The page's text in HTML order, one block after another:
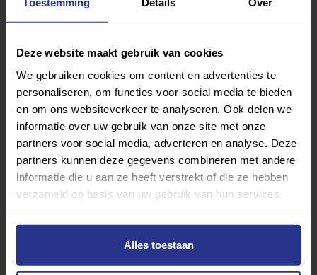
Deze website maakt gebruik van cookies
We gebruiken cookies om content en advertenties te
personaliseren, om functies voor social media te bieden
en om ons websiteverkeer te analyseren. Ook delen we
informatie over uw gebruik van onze site met onze
partners voor social media, adverteren en analyse. Deze
partners kunnen deze gegevens combineren met andere
informatie die u aan ze heeft verstrekt of die ze hebben
verzameld op basis van uw gebruik van hun services.
Alles toestaan
Vind jouw sport